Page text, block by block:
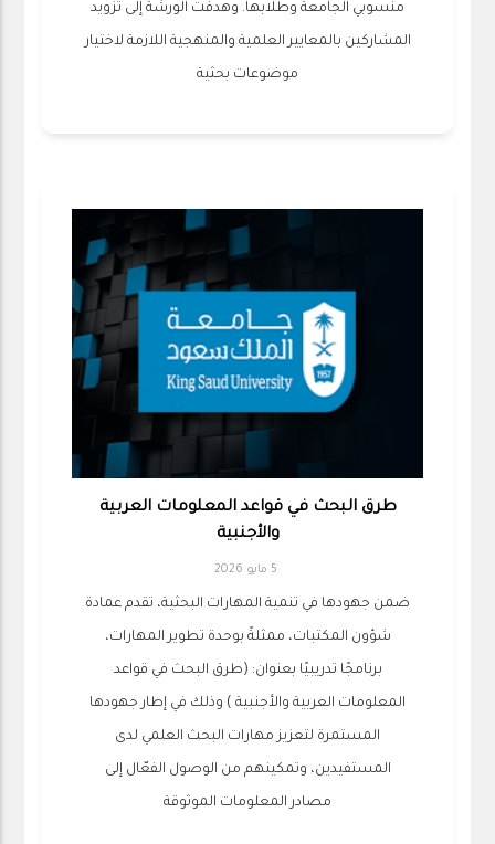
منسوبي الجامعة وطلابها. وهدفت الورشة إلى تزويد
المشاركين بالمعايير العلمية والمنهجية اللازمة لاختيار
موضوعات بحثية
طرق البحث في قواعد المعلومات العربية
والأجنبية
5 مايو 2026
ضمن جهودها في تنمية المهارات البحثية، تقدم عمادة
شؤون المكتبات، ممثلةً بوحدة تطوير المهارات،
برنامجًا تدريبيًا بعنوان: (طرق البحث في قواعد
المعلومات العربية والأجنبية ) وذلك في إطار جهودها
المستمرة لتعزيز مهارات البحث العلمي لدى
المستفيدين، وتمكينهم من الوصول الفعّال إلى
مصادر المعلومات الموثوقة